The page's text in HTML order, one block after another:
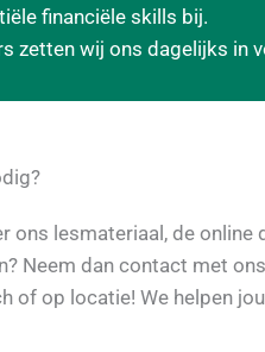
financiële skills bij.
zetten wij ons dagelijks in
ons lesmateriaal, de
Neem dan contact met
of op locatie! We helpen